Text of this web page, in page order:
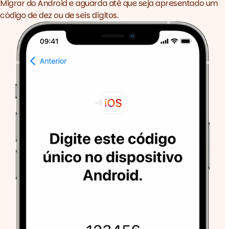
Migrar do Android e aguarda até que seja apresentado um
código de dez ou de seis dígitos.